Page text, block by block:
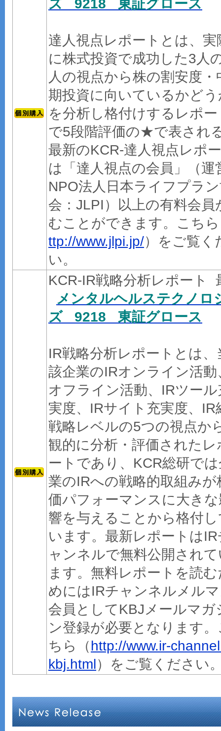
ズ 9218 東証グロース
達人視点レポートとは、実
に株式投資で成功した3人
人の視点から株の割安度・
期投資に向いているかど
を分析し格付けするレポー
で5段階評価の★で表され
最新のKCR-達人視点レポ
は「達人視点の会員」（運
NPO法人日本ライフプラ
会：JLPI）以上の有料会員
むことができます。こち
ttp://www.jlpi.jp/）をご覧く
い。
KCR-IR戦略分析レポート
メンタルヘルステクノロ
ズ 9218 東証グロース
IR戦略分析レポートとは、
該企業のIRオンライン活動
オフライン活動、IRツール
実度、IRサイト充実度、IR
戦略レベルの5つの視点か
観的に分析・評価されたレ
ートであり、KCR総研で
業のIRへの戦略的取組みが
価パフォーマンスに大き
響を与えることから格付
います。最新レポートはIR
ャンネルで無料公開され
ます。無料レポートを読む
めにはIRチャンネルメル
会員としてKBJメールマガ
ン登録が必要となります。
ちら（http://www.ir-
kbj.html）をご覧ください